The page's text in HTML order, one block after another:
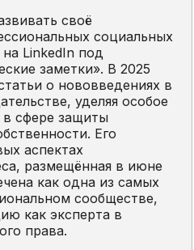
своё
социальных
на LinkedIn под
заметки». В 2025
о нововведениях в
уделяя особое
сфере защиты
Его
аспектах
размещённая в июне
как одна из самых
сообществе,
как эксперта в
права.